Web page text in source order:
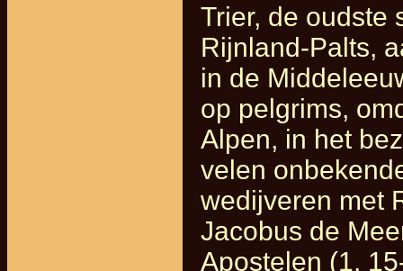
Trier, de oudste
Rijnland-Palts,
in de
op pelgrims,
Alpen, in het
velen
wedijveren met
Jacobus de
Apostelen (1,